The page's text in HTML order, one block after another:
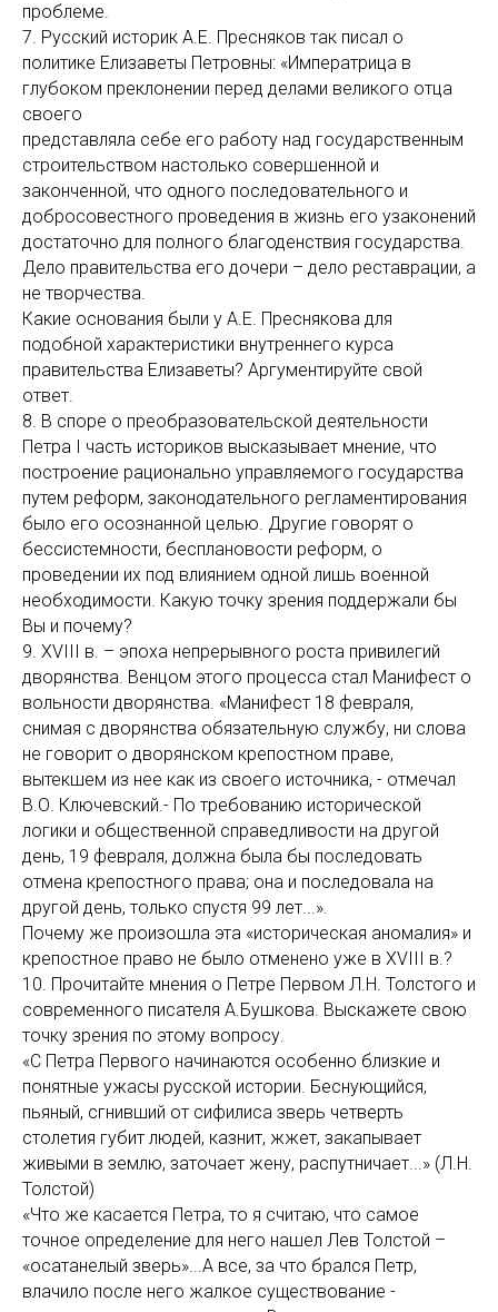
проблеме.
7. Русский историк А.Е. Пресняков так писал о
политике Елизаветы Петровны: «Императрица в
глубоком преклонении перед делами великого отца
своего
представляла себе его работу над государственным
строительством настолько совершенной и
законченной, что одного последовательного и
добросовестного проведения в жизнь его узаконений
достаточно для полного благоденствия государства.
Дело правительства его дочери – дело реставрации, а
не творчества.
Какие основания были у А.Е. Преснякова для
подобной характеристики внутреннего курса
правительства Елизаветы? Аргументируйте свой
ответ.
8. В споре о преобразовательской деятельности
Петра I часть историков высказывает мнение, что
построение рационально управляемого государства
путем реформ, законодательного регламентирования
было его осознанной целью. Другие говорят о
бессистемности, бесплановости реформ, о
проведении их под влиянием одной лишь военной
необходимости. Какую точку зрения поддержали бы
Вы и почему?
9. XVIII в. – эпоха непрерывного роста привилегий
дворянства. Венцом этого процесса стал Манифест о
вольности дворянства. «Манифест 18 февраля,
снимая с дворянства обязательную службу, ни слова
не говорит о дворянском крепостном праве,
вытекшем из нее как из своего источника, - отмечал
В.О. Ключевский.- По требованию исторической
логики и общественной справедливости на другой
день, 19 февраля, должна была бы последовать
отмена крепостного права; она и последовала на
другой день, только спустя 99 лет...».
Почему же произошла эта «историческая аномалия» и
крепостное право не было отменено уже в XVIII в.?
10. Прочитайте мнения о Петре Первом Л.Н. Толстого и
современного писателя А.Бушкова. Выскажете свою
точку зрения по этому вопросу.
«С Петра Первого начинаются особенно близкие и
понятные ужасы русской истории. Беснующийся,
пьяный, сгнивший от сифилиса зверь четверть
столетия губит людей, казнит, жжет, закапывает
живыми в землю, заточает жену, распутничает...» (Л.Н.
Толстой)
«Что же касается Петра, то я считаю, что самое
точное определение для него нашел Лев Толстой –
«осатанелый зверь»...А все, за что брался Петр,
влачило после него жалкое существование -